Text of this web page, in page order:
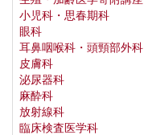
小児科・思春期科
眼科
耳鼻咽喉科・頭頸部外科
皮膚科
泌尿器科
麻酔科
放射線科
臨床検査医学科